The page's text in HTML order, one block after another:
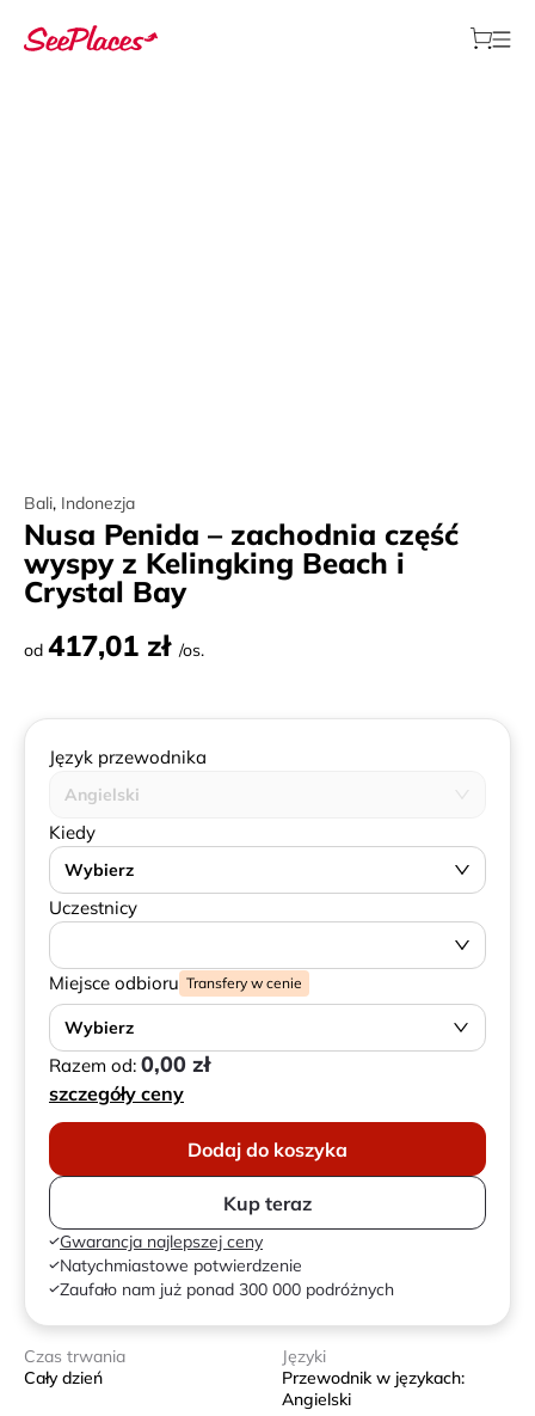
Bali, Indonezja
Nusa Penida – zachodnia część
wyspy z Kelingking Beach i
Crystal Bay
od 417,01 zł /os.
Język przewodnika
Angielski
Kiedy
Wybierz
Uczestnicy
Miejsce odbioru Transfery w cenie
Wybierz
Razem od: 0,00 zł
szczegóły ceny
Dodaj do koszyka
Kup teraz
Gwarancja najlepszej ceny
Natychmiastowe potwierdzenie
Zaufało nam już ponad 300 000 podróżnych
Czas trwania
Cały dzień
Języki
Przewodnik w językach:
Angielski